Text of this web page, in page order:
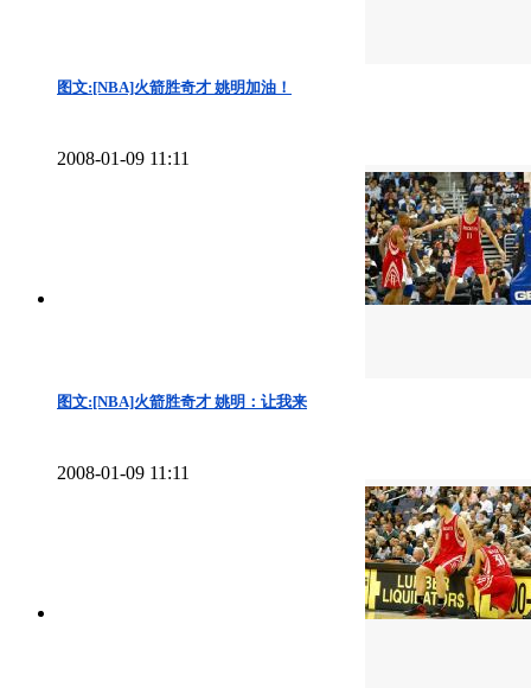
图文:[NBA]火箭胜奇才 姚明加油！
2008-01-09 11:11
图文:[NBA]火箭胜奇才 姚明：让我来
2008-01-09 11:11